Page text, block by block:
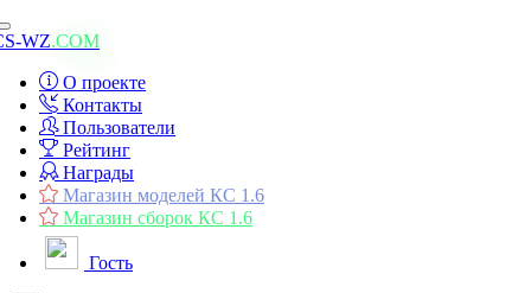
Toggle
navigation
WZ.COM
О проекте
Контакты
Пользователи
Рейтинг
Награды
Магазин моделей КС 1.6
Магазин сборок КС 1.6
Гость